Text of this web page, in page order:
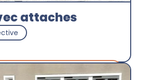
attaches